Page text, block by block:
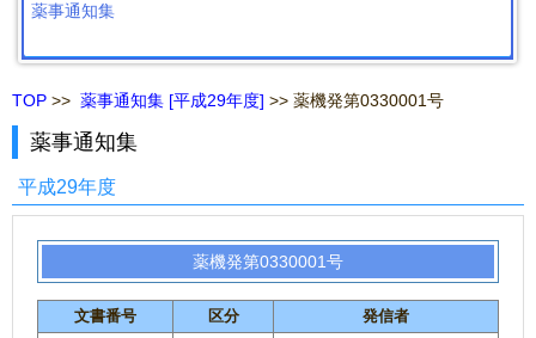
薬事通知集
TOP >> 薬事通知集 [平成29年度] >> 薬機発第0330001号
薬事通知集
平成29年度
薬機発第0330001号
文書番号 区分
発信者